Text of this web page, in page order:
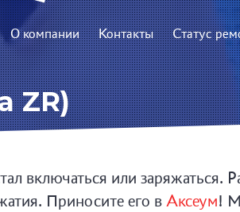
О компании Контакты Статус
ZR)
включаться или заряжаться.
Приносите его в Аксеум!